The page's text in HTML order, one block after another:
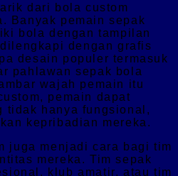
dari bola custom
Banyak pemain sepak
bola dengan tampilan
dengan grafis
desain populer termasuk
pahlawan sepak bola
wajah pemain itu
pemain dapat
tidak hanya fungsional,
kepribadian mereka.
juga menjadi cara bagi tim
mereka. Tim sepak
klub amatir, atau tim